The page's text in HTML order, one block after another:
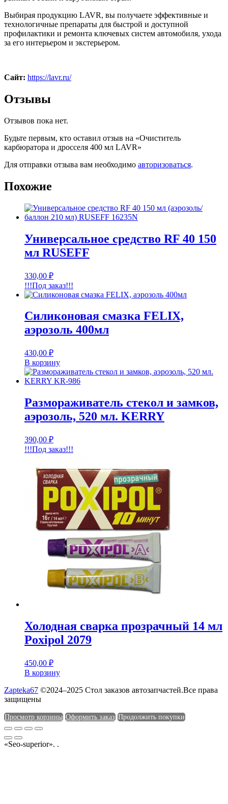
Выбирая продукцию LAVR, вы получаете эффективные и
технологичные препараты для быстрой и доступной
профилактики и ремонта ключевых систем автомобиля, ухода
за его интерьером и экстерьером.
Сайт: https://lavr.ru/
Отзывы
Отзывов пока нет.
Будьте первым, кто оставил отзыв на «Очиститель
карбюратора и дросселя 400 мл LAVR»
Для отправки отзыва вам необходимо авторизоваться.
Похожие
Универсальное средство RF 40 150
мл RUSEFF
330,00 ₽
!!!Под заказ!!!
Силиконовая смазка FELIX,
аэрозоль 400мл
430,00 ₽
В корзину
Размораживатель стекол и замков,
аэрозоль, 520 мл. KERRY
390,00 ₽
!!!Под заказ!!!
Холодная сварка прозрачный 14 мл
Poxipol 2079
450,00 ₽
В корзину
Zapteka67 ©2024–2025 Стол заказов автозапчастей.Все права
защищены
Просмотр корзины Оформить заказ Продолжить покупки
«Seo-superior». .